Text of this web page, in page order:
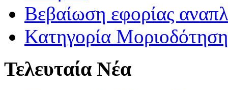
Βεβαίωση εφορίας
Κατηγορία
Τελευταία Νέα